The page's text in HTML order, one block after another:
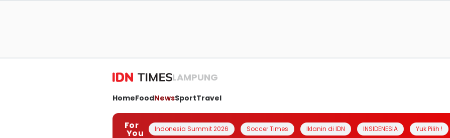
LAMPUNG
HomeFoodNewsSportTravel
For
You Indonesia Summit 2026 Soccer Times Iklanin di IDN INSIDENESIA Yuk Pilih !